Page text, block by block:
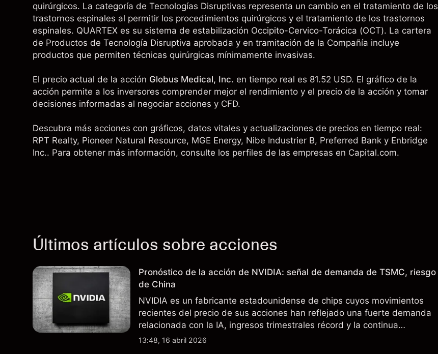
quirúrgicos. La categoría de Tecnologías Disruptivas representa un cambio en el tratamiento de los
trastornos espinales al permitir los procedimientos quirúrgicos y el tratamiento de los trastornos
espinales. QUARTEX es su sistema de estabilización Occipito-Cervico-Torácica (OCT). La cartera
de Productos de Tecnología Disruptiva aprobada y en tramitación de la Compañía incluye
productos que permiten técnicas quirúrgicas mínimamente invasivas.
El precio actual de la acción Globus Medical, Inc. en tiempo real es 81.52 USD. El gráfico de la
acción permite a los inversores comprender mejor el rendimiento y el precio de la acción y tomar
decisiones informadas al negociar acciones y CFD.
Descubra más acciones con gráficos, datos vitales y actualizaciones de precios en tiempo real:
RPT Realty, Pioneer Natural Resource, MGE Energy, Nibe Industrier B, Preferred Bank y Enbridge
Inc.. Para obtener más información, consulte los perfiles de las empresas en Capital.com.
Últimos artículos sobre acciones
Pronóstico de la acción de NVIDIA: señal de demanda de TSMC, riesgo
de China
NVIDIA es un fabricante estadounidense de chips cuyos movimientos
recientes del precio de sus acciones han reflejado una fuerte demanda
relacionada con la IA, ingresos trimestrales récord y la continua
incertidumbre en torno a los controles de exportación de EE.UU. que
13:48, 16 abril 2026